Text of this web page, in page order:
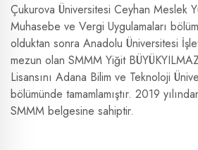
Çukurova Üniversitesi Ceyhan Meslek
Muhasebe ve Vergi Uygulamaları
olduktan sonra Anadolu Üniversitesi
mezun olan SMMM Yiğit
Lisansını Adana Bilim ve Teknoloji
bölümünde tamamlamıştır. 2019
SMMM belgesine sahiptir.